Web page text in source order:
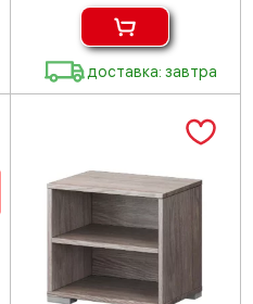
доставка: завтра